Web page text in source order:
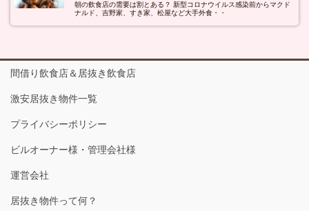
朝の飲食店の需要は割とある？ 新型コロナウイルス感染前からマクド
ナルド、吉野家、すき家、松屋など大手外食・・
間借り飲食店＆居抜き飲食店
激安居抜き物件一覧
プライバシーポリシー
ビルオーナー様・管理会社様
運営会社
居抜き物件って何？